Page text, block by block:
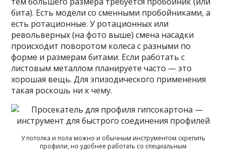
бита). Есть модели со сменными пробойниками, а
есть ротационные. У ротационных или
револьверных (на фото выше) смена насадки
происходит поворотом колеса с разными по
форме и размерам битами. Если работать с
листовым металлом планируете часто — это
хорошая вещь. Для эпизодического применения
такая роскошь ни к чему.
У потолка и пола можно и обычным инструментом скрепить
профили, но удобнее работать со специальным